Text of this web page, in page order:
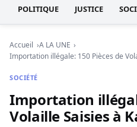
POLITIQUE JUSTICE
Accueil
A LA UNE
Importation illégale: 150 Pièces de
SOCIÉTÉ
Importation
Volaille Saisies à